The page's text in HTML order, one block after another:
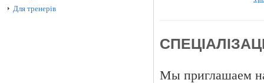
Для тренерів
Мы приглашаем